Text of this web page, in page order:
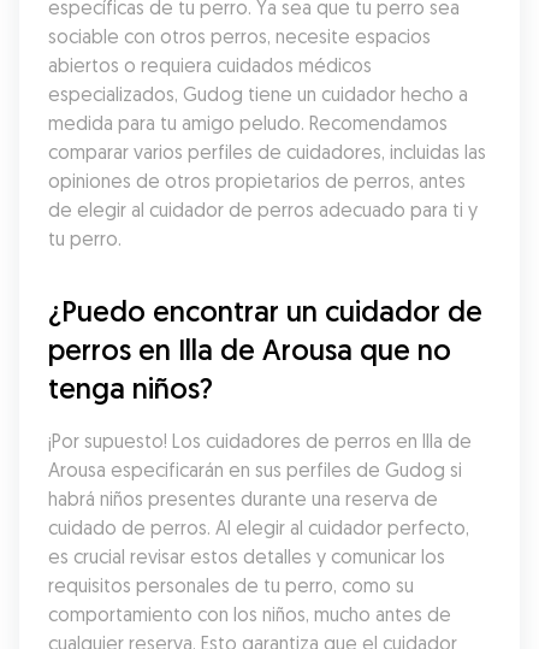
específicas de tu perro. Ya sea que tu perro sea
sociable con otros perros, necesite espacios
abiertos o requiera cuidados médicos
especializados, Gudog tiene un cuidador hecho a
medida para tu amigo peludo. Recomendamos
comparar varios perfiles de cuidadores, incluidas las
opiniones de otros propietarios de perros, antes
de elegir al cuidador de perros adecuado para ti y
tu perro.
¿Puedo encontrar un cuidador de
perros en Illa de Arousa que no
tenga niños?
¡Por supuesto! Los cuidadores de perros en Illa de
Arousa especificarán en sus perfiles de Gudog si
habrá niños presentes durante una reserva de
cuidado de perros. Al elegir al cuidador perfecto,
es crucial revisar estos detalles y comunicar los
requisitos personales de tu perro, como su
comportamiento con los niños, mucho antes de
cualquier reserva. Esto garantiza que el cuidador